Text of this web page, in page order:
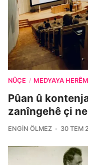
NÛÇE / MEDYAYA
Pûan û
zanîngehê çi
ENGIN ÖLMEZ 30 TEM